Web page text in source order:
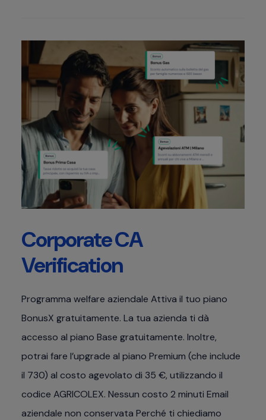
Corporate CA
Verification
Programma welfare aziendale Attiva il tuo piano
BonusX gratuitamente. La tua azienda ti dà
accesso al piano Base gratuitamente. Inoltre,
potrai fare l’upgrade al piano Premium (che include
il 730) al costo agevolato di 35 €, utilizzando il
codice AGRICOLEX. Nessun costo 2 minuti Email
aziendale non conservata Perché ti chiediamo